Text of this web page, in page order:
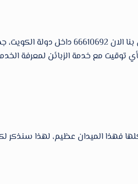
شركة فني صحى العديد من الخدمات التركيب والصيانة من ادوات صحية في جميع دولة الكويت العاصمة وجميع المحافظات، اتصل بنا الان
توقيت مع خدمة الزبائن لمعرفة
فهذا الميدان عظيم، لهذا سنذكر